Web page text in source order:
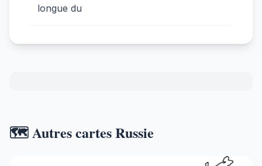
longue du
🗺️ Autres cartes Russie